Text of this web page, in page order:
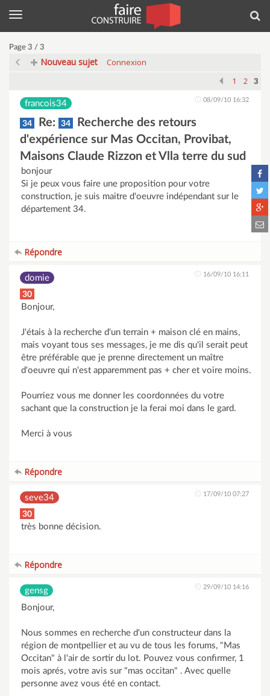
Menu
Page 3 / 3
Nouveau sujet
Connexion
1
2 3
francois34 08/09/10 16:32
34 Re: 34
Recherche des retours
d'expérience sur Mas Occitan, Provibat,
Maisons Claude Rizzon et Vlla terre du sud
bonjour
Si je peux vous faire une proposition pour votre
construction, je suis maitre d'oeuvre indépendant sur le
département 34.
Répondre
domie 16/09/10 16:11
30
Bonjour,
J'étais à la recherche d'un terrain + maison clé en mains,
mais voyant tous ses messages, je me dis qu'il serait peut
être préférable que je prenne directement un maître
d'oeuvre qui n'est apparemment pas + cher et voire moins.
Pourriez vous me donner les coordonnées du votre
sachant que la construction je la ferai moi dans le gard.
Merci à vous
Répondre
seve34 17/09/10 07:27
30
très bonne décision.
Répondre
gensg 29/09/10 14:16
Bonjour,
Nous sommes en recherche d'un constructeur dans la
région de montpellier et au vu de tous les forums, "Mas
Occitan" à l'air de sortir du lot. Pouvez vous confirmer, 1
mois aprés, votre avis sur "mas occitan" . Avec quelle
personne avez vous été en contact.